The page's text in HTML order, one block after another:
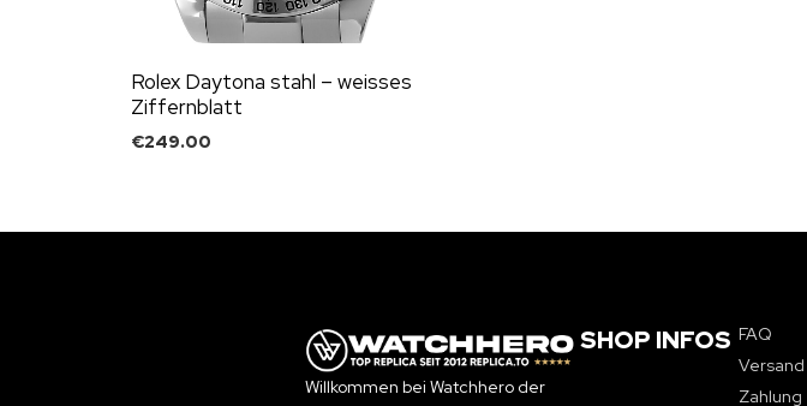
Rolex Daytona stahl – weisses
Ziffernblatt
€249.00
Willkommen bei Watchhero der
SHOP INFOS FAQ
Versand
Zahlung